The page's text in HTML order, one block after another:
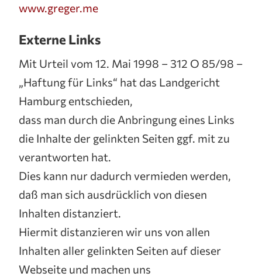
www.greger.me
Externe Links
Mit Urteil vom 12. Mai 1998 – 312 O 85/98 –
„Haftung für Links“ hat das Landgericht
Hamburg entschieden,
dass man durch die Anbringung eines Links
die Inhalte der gelinkten Seiten ggf. mit zu
verantworten hat.
Dies kann nur dadurch vermieden werden,
daß man sich ausdrücklich von diesen
Inhalten distanziert.
Hiermit distanzieren wir uns von allen
Inhalten aller gelinkten Seiten auf dieser
Webseite und machen uns